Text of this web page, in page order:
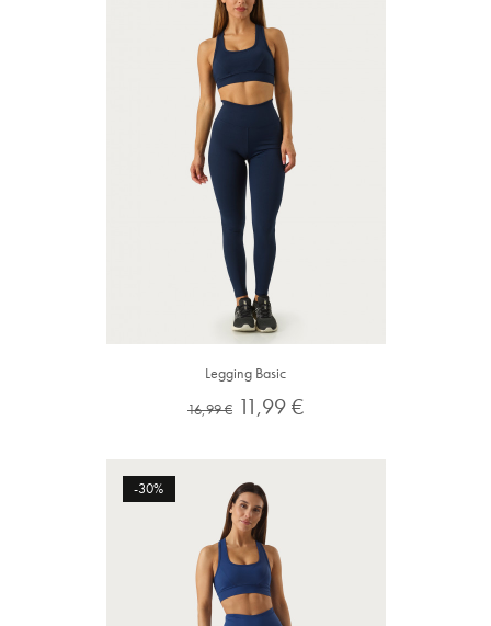
Legging Basic
Preço
16,99 € Preço
11,99 €
-30%